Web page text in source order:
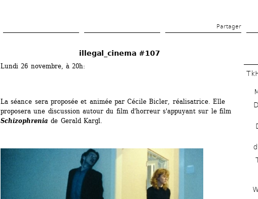
contenu
Partager
illegal_cinema #107
Lundi 26 novembre, à 20h:
La séance sera proposée et animée par Cécile Bicler, réalisatrice. Elle
proposera une discussion autour du film d'horreur s'appuyant sur le film
Schizophrenia de Gerald Kargl.